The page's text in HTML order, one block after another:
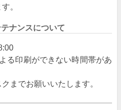
。
ナンスについて
る印刷ができない時間帯があ
までお願いいたします。